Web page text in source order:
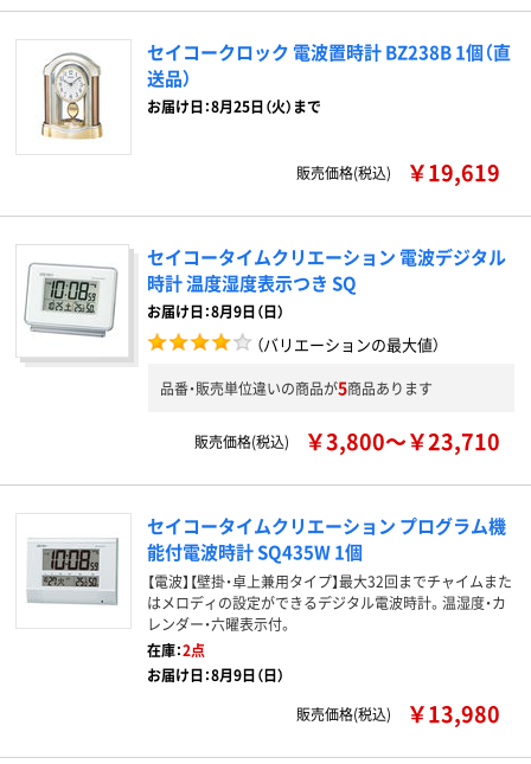
セイコークロック 電波置時計 BZ238B 1個（直
送品）
お届け日：8月25日（火）まで
販売価格(税込) ￥19,619
セイコータイムクリエーション 電波デジタル
時計 温度湿度表示つき SQ
お届け日：8月9日（日）
（バリエーションの最大値）
品番・販売単位違いの商品が5商品あります
販売価格(税込) ￥3,800～￥23,710
セイコータイムクリエーション プログラム機
能付電波時計 SQ435W 1個
【電波】【壁掛・卓上兼用タイプ】最大32回までチャイムまた
はメロディの設定ができるデジタル電波時計。温湿度・カ
レンダー・六曜表示付。
在庫：2点
お届け日：8月9日（日）
販売価格(税込)
￥13,980